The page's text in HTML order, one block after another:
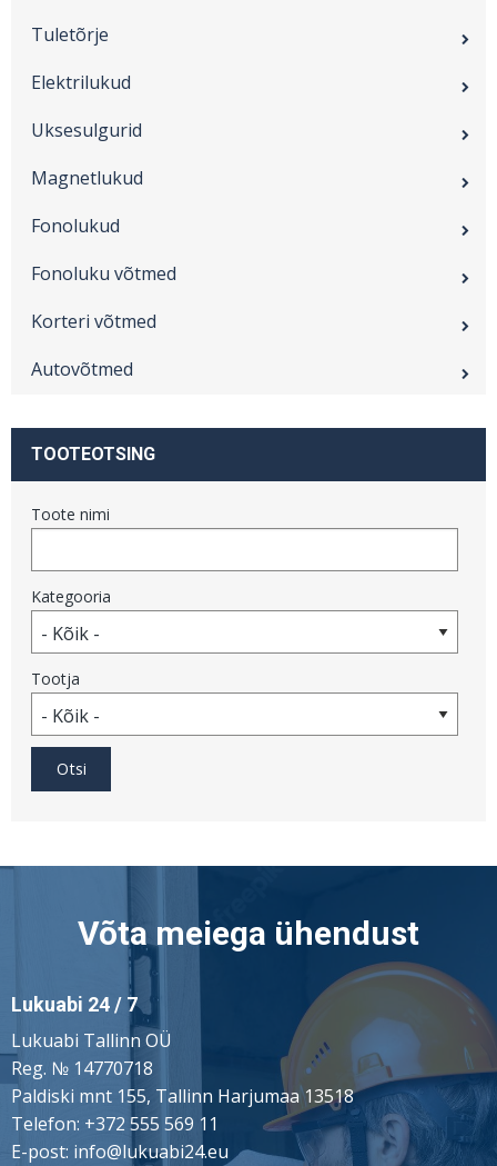
Tuletõrje
Elektrilukud
Uksesulgurid
Magnetlukud
Fonolukud
Fonoluku võtmed
Korteri võtmed
Autovõtmed
TOOTEOTSING
Toote nimi
Kategooria
Tootja
Võta meiega ühendust
Lukuabi 24 / 7
Lukuabi Tallinn OÜ
Reg. № 14770718
Paldiski mnt 155, Tallinn Harjumaa 13518
Telefon: +372 555 569 11
E-post: info@lukuabi24.eu